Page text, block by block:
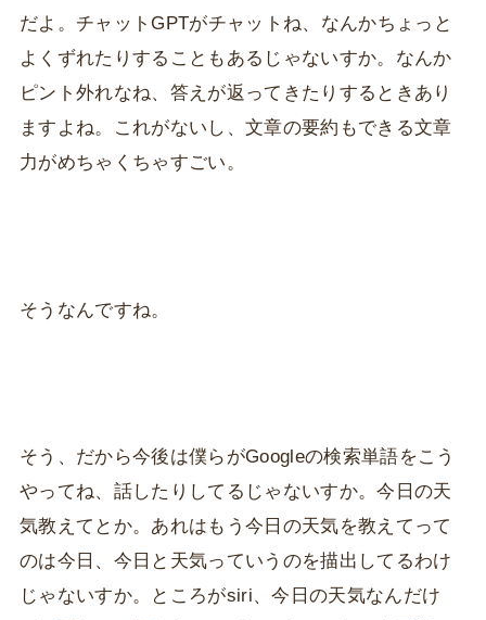
だよ。チャットGPTがチャットね、なんかちょっと
よくずれたりすることもあるじゃないすか。なんか
ピント外れなね、答えが返ってきたりするときあり
ますよね。これがないし、文章の要約もできる文章
力がめちゃくちゃすごい。
そうなんですね。
そう、だから今後は僕らがGoogleの検索単語をこう
やってね、話したりしてるじゃないすか。今日の天
気教えてとか。あれはもう今日の天気を教えてって
のは今日、今日と天気っていうのを描出してるわけ
じゃないすか。ところがsiri、今日の天気なんだけ